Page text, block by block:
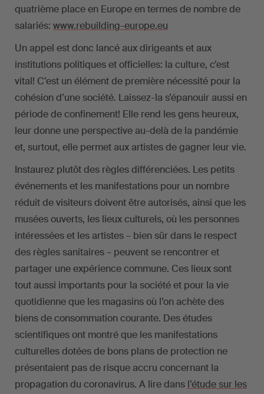
quatrième place en Europe en termes de nombre de
salariés: www.rebuilding-europe.eu
Un appel est donc lancé aux dirigeants et aux
institutions politiques et officielles: la culture, c’est
vital! C’est un élément de première nécessité pour la
cohésion d’une société. Laissez-la s’épanouir aussi en
période de confinement! Elle rend les gens heureux,
leur donne une perspective au-delà de la pandémie
et, surtout, elle permet aux artistes de gagner leur vie.
Instaurez plutôt des règles différenciées. Les petits
événements et les manifestations pour un nombre
réduit de visiteurs doivent être autorisés, ainsi que les
musées ouverts, les lieux culturels, où les personnes
intéressées et les artistes – bien sûr dans le respect
des règles sanitaires – peuvent se rencontrer et
partager une expérience commune. Ces lieux sont
tout aussi importants pour la société et pour la vie
quotidienne que les magasins où l’on achète des
biens de consommation courante. Des études
scientifiques ont montré que les manifestations
culturelles dotées de bons plans de protection ne
présentaient pas de risque accru concernant la
propagation du coronavirus. A lire dans l’étude sur les